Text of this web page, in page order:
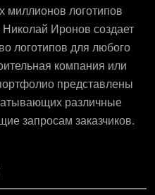
миллионов логотипов
Иронов создает
логотипов для любого
компания или
представлены
различные
запросам заказчиков.